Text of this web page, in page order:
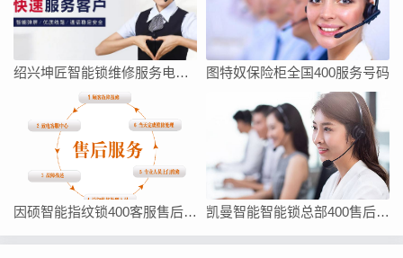
绍兴坤匠智能锁维修服务电话如何找 图特奴保险柜全国400服务号码
因硕智能指纹锁400客服售后在线厂家联系方式 凯曼智能智能锁总部400售后维修客服热线24小时电话